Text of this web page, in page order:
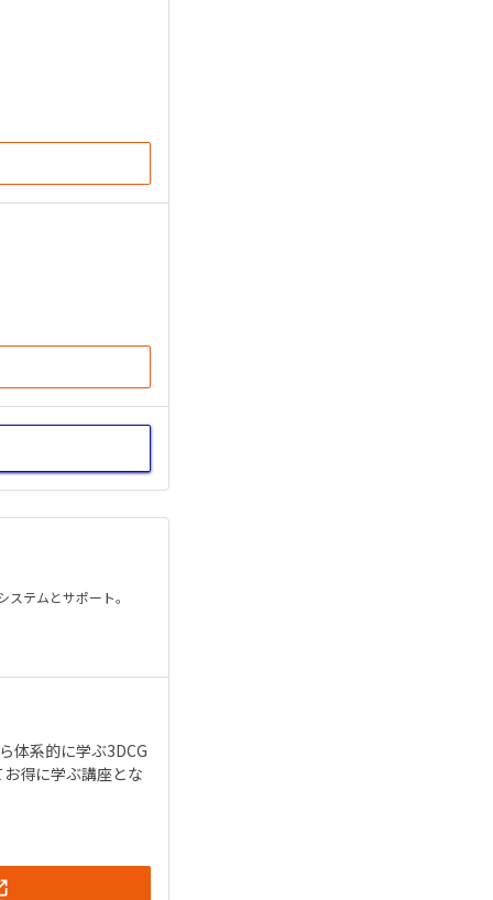
テムとサポート。
体系的に学ぶ3DCG
得に学ぶ講座とな